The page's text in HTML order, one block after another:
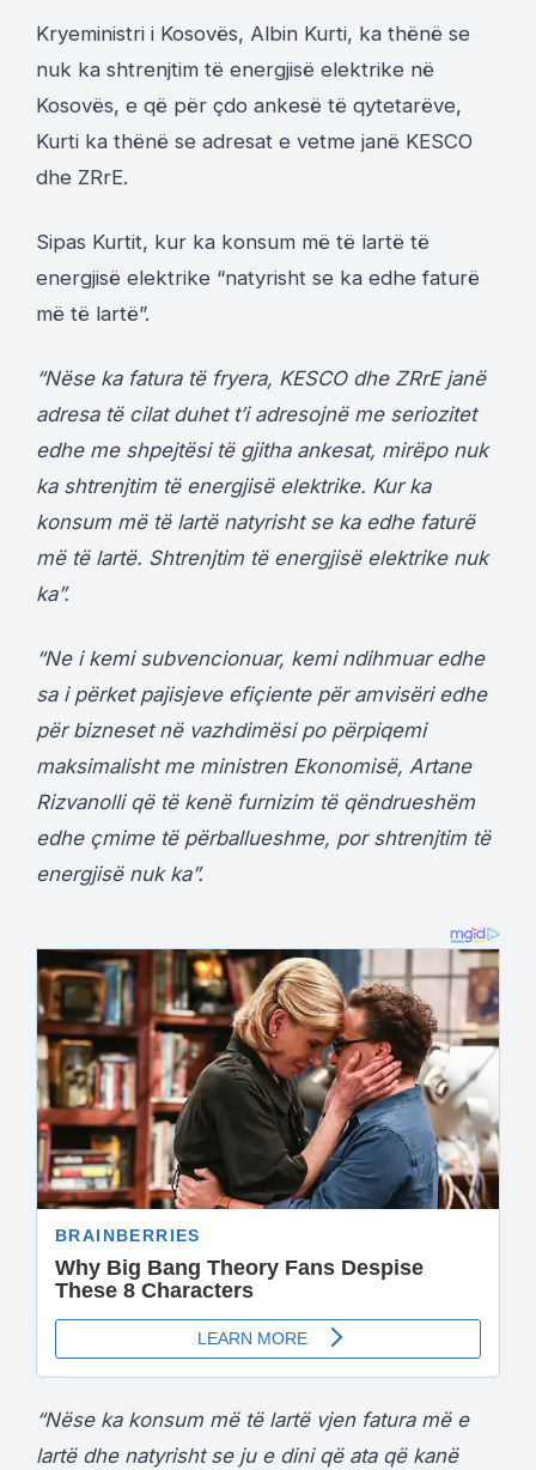
Kryeministri i Kosovës, Albin Kurti, ka thënë se
nuk ka shtrenjtim të energjisë elektrike në
Kosovës, e që për çdo ankesë të qytetarëve,
Kurti ka thënë se adresat e vetme janë KESCO
dhe ZRrE.
Sipas Kurtit, kur ka konsum më të lartë të
energjisë elektrike “natyrisht se ka edhe faturë
më të lartë”.
“Nëse ka fatura të fryera, KESCO dhe ZRrE janë
adresa të cilat duhet t’i adresojnë me seriozitet
edhe me shpejtësi të gjitha ankesat, mirëpo nuk
ka shtrenjtim të energjisë elektrike. Kur ka
konsum më të lartë natyrisht se ka edhe faturë
më të lartë. Shtrenjtim të energjisë elektrike nuk
ka”.
“Ne i kemi subvencionuar, kemi ndihmuar edhe
sa i përket pajisjeve efiçiente për amvisëri edhe
për bizneset në vazhdimësi po përpiqemi
maksimalisht me ministren Ekonomisë, Artane
Rizvanolli që të kenë furnizim të qëndrueshëm
edhe çmime të përballueshme, por shtrenjtim të
energjisë nuk ka”.
“Nëse ka konsum më të lartë vjen fatura më e
lartë dhe natyrisht se ju e dini që ata që kanë